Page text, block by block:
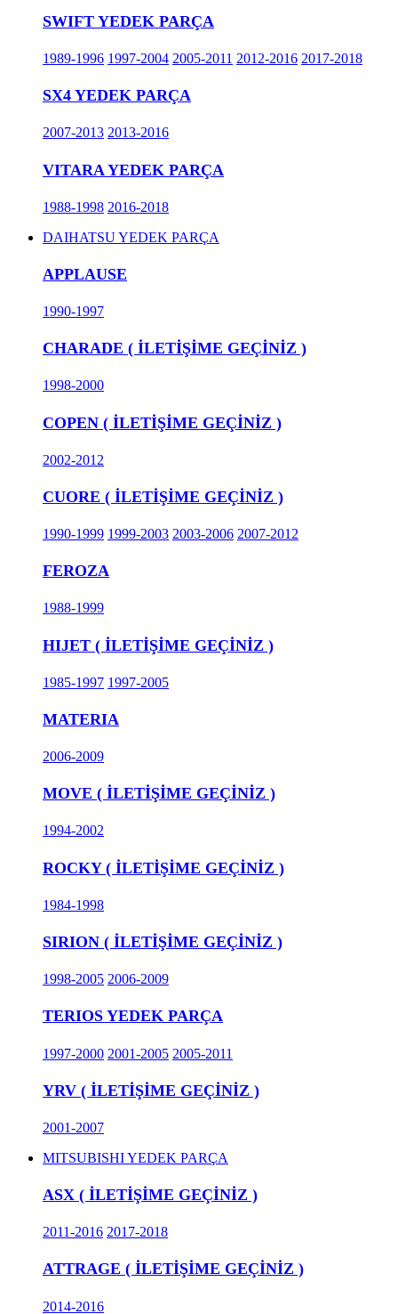
SWIFT YEDEK PARÇA
1989-1996 1997-2004 2005-2011 2012-2016 2017-2018
SX4 YEDEK PARÇA
2007-2013 2013-2016
VITARA YEDEK PARÇA
1988-1998 2016-2018
DAIHATSU YEDEK PARÇA
APPLAUSE
1990-1997
CHARADE ( İLETİŞİME GEÇİNİZ )
1998-2000
COPEN ( İLETİŞİME GEÇİNİZ )
2002-2012
CUORE ( İLETİŞİME GEÇİNİZ )
1990-1999 1999-2003 2003-2006 2007-2012
FEROZA
1988-1999
HIJET ( İLETİŞİME GEÇİNİZ )
1985-1997 1997-2005
MATERIA
2006-2009
MOVE ( İLETİŞİME GEÇİNİZ )
1994-2002
ROCKY ( İLETİŞİME GEÇİNİZ )
1984-1998
SIRION ( İLETİŞİME GEÇİNİZ )
1998-2005 2006-2009
TERIOS YEDEK PARÇA
1997-2000 2001-2005 2005-2011
YRV ( İLETİŞİME GEÇİNİZ )
2001-2007
MITSUBISHI YEDEK PARÇA
ASX ( İLETİŞİME GEÇİNİZ )
2011-2016 2017-2018
ATTRAGE ( İLETİŞİME GEÇİNİZ )
2014-2016